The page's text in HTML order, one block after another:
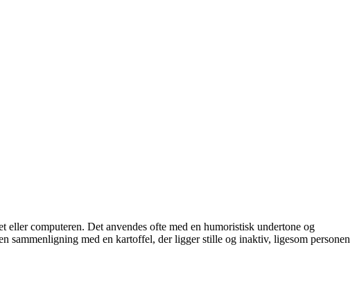
computeren. Det anvendes ofte med en humoristisk undertone og
sammenligning med en kartoffel, der ligger stille og inaktiv, ligesom personen